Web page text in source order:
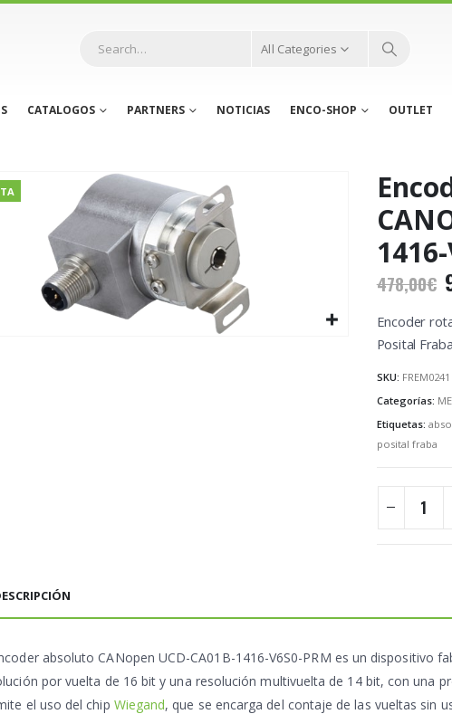
All Categories
CATALOGOS PARTNERS NOTICIAS ENCO-SHOP OUTLET
478,00€
Encoder
Posital
SKU: FREM0241
Categorías:
Etiquetas:
posital fraba
absoluto CANopen UCD-CA01B-1416-V6S0-PRM es un dispositivo
por vuelta de 16 bit y una resolución multivuelta de 14 bit, con una
el uso del chip Wiegand, que se encarga del contaje de las vueltas sin